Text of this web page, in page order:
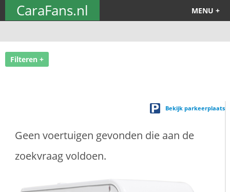
CaraFans.nl MENU +
Filteren +
Bekijk parkeerplaats
Geen voertuigen gevonden die aan de
zoekvraag voldoen.